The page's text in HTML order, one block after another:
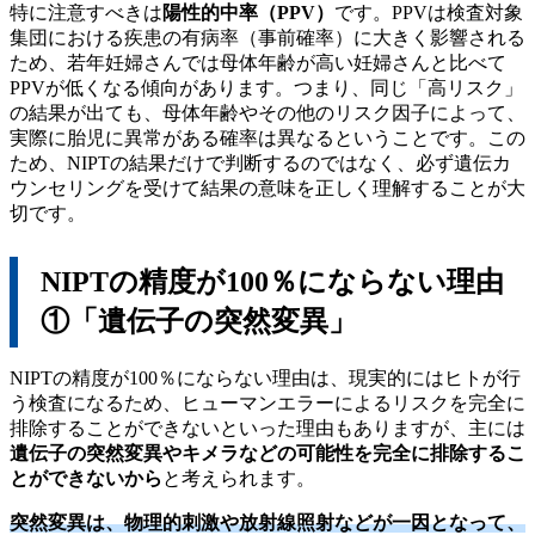
特に注意すべきは陽性的中率（PPV） です。PPVは検査対象
集団における疾患の有病率（事前確率）に大きく影響される
ため、若年妊婦さんでは母体年齢が高い妊婦さんと比べて
PPVが低くなる傾向があります。つまり、同じ「高リスク」
の結果が出ても、母体年齢やその他のリスク因子によって、
実際に胎児に異常がある確率は異なるということです。この
ため、NIPTの結果だけで判断するのではなく、必ず遺伝カ
ウンセリングを受けて結果の意味を正しく理解することが大
切です。
NIPTの精度が100％にならない理由
①「遺伝子の突然変異」
NIPTの精度が100％にならない理由は、現実的にはヒトが行
う検査になるため、ヒューマンエラーによるリスクを完全に
排除することができないといった理由もありますが、主には
遺伝子の突然変異やキメラなどの可能性を完全に排除するこ
とができないから と考えられます。
突然変異は、物理的刺激や放射線照射などが一因となって、